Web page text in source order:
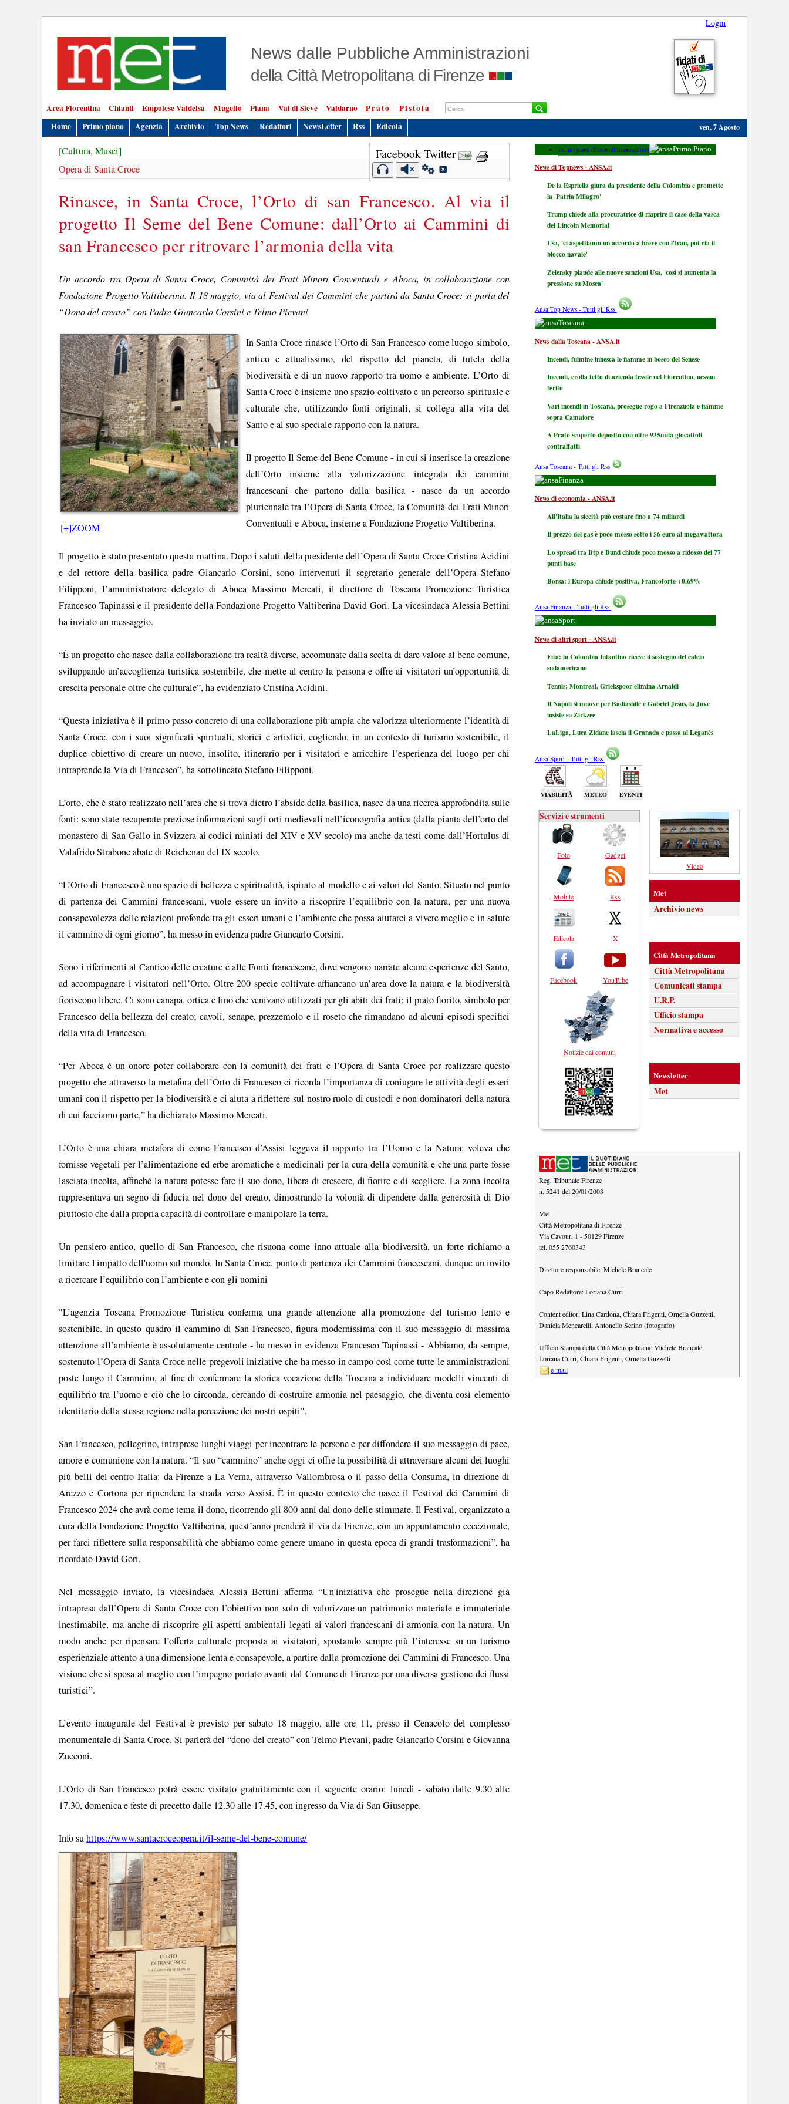
Login
News dalle Pubbliche Amministrazioni
della Città Metropolitana di Firenze
Area Fiorentina Chianti Empolese Valdelsa Mugello Piana Val di Sieve Valdarno Prato
Pistoia
Home
Primo piano Agenzia Archivio Top News Redattori NewsLetter Rss Edicola ven, 7 Agosto
Facebook Twitter
[Cultura, Musei]
Opera di Santa Croce
Rinasce, in Santa Croce, l’Orto di san Francesco. Al via il
progetto Il Seme del Bene Comune: dall’Orto ai Cammini di
san Francesco per ritrovare l’armonia della vita
Un accordo tra Opera di Santa Croce, Comunità dei Frati Minori Conventuali e Aboca, in collaborazione con
Fondazione Progetto Valtiberina. Il 18 maggio, via al Festival dei Cammini che partirà da Santa Croce: si parla del
“Dono del creato” con Padre Giancarlo Corsini e Telmo Pievani
[+]ZOOM
In Santa Croce rinasce l’Orto di San Francesco come luogo simbolo,
antico e attualissimo, del rispetto del pianeta, di tutela della
biodiversità e di un nuovo rapporto tra uomo e ambiente. L’Orto di
Santa Croce è insieme uno spazio coltivato e un percorso spirituale e
culturale che, utilizzando fonti originali, si collega alla vita del
Santo e al suo speciale rapporto con la natura.
Il progetto Il Seme del Bene Comune - in cui si inserisce la creazione
dell’Orto insieme alla valorizzazione integrata dei cammini
francescani che partono dalla basilica - nasce da un accordo
pluriennale tra l’Opera di Santa Croce, la Comunità dei Frati Minori
Conventuali e Aboca, insieme a Fondazione Progetto Valtiberina.
Il progetto è stato presentato questa mattina. Dopo i saluti della presidente dell’Opera di Santa Croce Cristina Acidini
e del rettore della basilica padre Giancarlo Corsini, sono intervenuti il segretario generale dell’Opera Stefano
Filipponi, l’amministratore delegato di Aboca Massimo Mercati, il direttore di Toscana Promozione Turistica
Francesco Tapinassi e il presidente della Fondazione Progetto Valtiberina David Gori. La vicesindaca Alessia Bettini
ha inviato un messaggio.
“È un progetto che nasce dalla collaborazione tra realtà diverse, accomunate dalla scelta di dare valore al bene comune,
sviluppando un’accoglienza turistica sostenibile, che mette al centro la persona e offre ai visitatori un’opportunità di
crescita personale oltre che culturale”, ha evidenziato Cristina Acidini.
“Questa iniziativa è il primo passo concreto di una collaborazione più ampia che valorizza ulteriormente l’identità di
Santa Croce, con i suoi significati spirituali, storici e artistici, cogliendo, in un contesto di turismo sostenibile, il
duplice obiettivo di creare un nuovo, insolito, itinerario per i visitatori e arricchire l’esperienza del luogo per chi
intraprende la Via di Francesco”, ha sottolineato Stefano Filipponi.
L’orto, che è stato realizzato nell’area che si trova dietro l’abside della basilica, nasce da una ricerca approfondita sulle
fonti: sono state recuperate preziose informazioni sugli orti medievali nell’iconografia antica (dalla pianta dell’orto del
monastero di San Gallo in Svizzera ai codici miniati del XIV e XV secolo) ma anche da testi come dall’Hortulus di
Valafrido Strabone abate di Reichenau del IX secolo.
“L’Orto di Francesco è uno spazio di bellezza e spiritualità, ispirato al modello e ai valori del Santo. Situato nel punto
di partenza dei Cammini francescani, vuole essere un invito a riscoprire l’equilibrio con la natura, per una nuova
consapevolezza delle relazioni profonde tra gli esseri umani e l’ambiente che possa aiutarci a vivere meglio e in salute
il cammino di ogni giorno”, ha messo in evidenza padre Giancarlo Corsini.
Sono i riferimenti al Cantico delle creature e alle Fonti francescane, dove vengono narrate alcune esperienze del Santo,
ad accompagnare i visitatori nell’Orto. Oltre 200 specie coltivate affiancano un’area dove la natura e la biodiversità
fioriscono libere. Ci sono canapa, ortica e lino che venivano utilizzati per gli abiti dei frati; il prato fiorito, simbolo per
Francesco della bellezza del creato; cavoli, senape, prezzemolo e il roseto che rimandano ad alcuni episodi specifici
della vita di Francesco.
“Per Aboca è un onore poter collaborare con la comunità dei frati e l’Opera di Santa Croce per realizzare questo
progetto che attraverso la metafora dell’Orto di Francesco ci ricorda l’importanza di coniugare le attività degli esseri
umani con il rispetto per la biodiversità e ci aiuta a riflettere sul nostro ruolo di custodi e non dominatori della natura
di cui facciamo parte,” ha dichiarato Massimo Mercati.
L’Orto è una chiara metafora di come Francesco d’Assisi leggeva il rapporto tra l’Uomo e la Natura: voleva che
fornisse vegetali per l’alimentazione ed erbe aromatiche e medicinali per la cura della comunità e che una parte fosse
lasciata incolta, affinché la natura potesse fare il suo dono, libera di crescere, di fiorire e di scegliere. La zona incolta
rappresentava un segno di fiducia nel dono del creato, dimostrando la volontà di dipendere dalla generosità di Dio
piuttosto che dalla propria capacità di controllare e manipolare la terra.
Un pensiero antico, quello di San Francesco, che risuona come inno attuale alla biodiversità, un forte richiamo a
limitare l'impatto dell'uomo sul mondo. In Santa Croce, punto di partenza dei Cammini francescani, dunque un invito
a ricercare l’equilibrio con l’ambiente e con gli uomini
"L’agenzia Toscana Promozione Turistica conferma una grande attenzione alla promozione del turismo lento e
sostenibile. In questo quadro il cammino di San Francesco, figura modernissima con il suo messaggio di massima
attenzione all’ambiente è assolutamente centrale - ha messo in evidenza Francesco Tapinassi - Abbiamo, da sempre,
sostenuto l’Opera di Santa Croce nelle pregevoli iniziative che ha messo in campo così come tutte le amministrazioni
poste lungo il Cammino, al fine di confermare la storica vocazione della Toscana a individuare modelli vincenti di
equilibrio tra l’uomo e ciò che lo circonda, cercando di costruire armonia nel paesaggio, che diventa così elemento
identitario della stessa regione nella percezione dei nostri ospiti".
San Francesco, pellegrino, intraprese lunghi viaggi per incontrare le persone e per diffondere il suo messaggio di pace,
amore e comunione con la natura. “Il suo “cammino” anche oggi ci offre la possibilità di attraversare alcuni dei luoghi
più belli del centro Italia: da Firenze a La Verna, attraverso Vallombrosa o il passo della Consuma, in direzione di
Arezzo e Cortona per riprendere la strada verso Assisi. È in questo contesto che nasce il Festival dei Cammini di
Francesco 2024 che avrà come tema il dono, ricorrendo gli 800 anni dal dono delle stimmate. Il Festival, organizzato a
cura della Fondazione Progetto Valtiberina, quest’anno prenderà il via da Firenze, con un appuntamento eccezionale,
per farci riflettere sulla responsabilità che abbiamo come genere umano in questa epoca di grandi trasformazioni”, ha
ricordato David Gori.
Nel messaggio inviato, la vicesindaca Alessia Bettini afferma “Un'iniziativa che prosegue nella direzione già
intrapresa dall’Opera di Santa Croce con l’obiettivo non solo di valorizzare un patrimonio materiale e immateriale
inestimabile, ma anche di riscoprire gli aspetti ambientali legati ai valori francescani di armonia con la natura. Un
modo anche per ripensare l’offerta culturale proposta ai visitatori, spostando sempre più l’interesse su un turismo
esperienziale attento a una dimensione lenta e consapevole, a partire dalla promozione dei Cammini di Francesco. Una
visione che si sposa al meglio con l’impegno portato avanti dal Comune di Firenze per una diversa gestione dei flussi
turistici”.
L’evento inaugurale del Festival è previsto per sabato 18 maggio, alle ore 11, presso il Cenacolo del complesso
monumentale di Santa Croce. Si parlerà del “dono del creato” con Telmo Pievani, padre Giancarlo Corsini e Giovanna
Zucconi.
L’Orto di San Francesco potrà essere visitato gratuitamente con il seguente orario: lunedì - sabato dalle 9.30 alle
17.30, domenica e feste di precetto dalle 12.30 alle 17.45, con ingresso da Via di San Giuseppe.
Info suhttps://www.santacroceopera.it/il-seme-del-bene-comune/
Primo pianoToscanaFinanzaSport Primo Piano
News di Topnews - ANSA.it
De la Espriella giura da presidente della Colombia e promette
la 'Patria Milagro'
Trump chiede alla procuratrice di riaprire il caso della vasca
del Lincoln Memorial
Usa, 'ci aspettiamo un accordo a breve con l'Iran, poi via il
blocco navale'
Zelensky plaude alle nuove sanzioni Usa, 'così si aumenta la
pressione su Mosca'
Ansa Top News - Tutti gli Rss
Toscana
News dalla Toscana - ANSA.it
Incendi, fulmine innesca le fiamme in bosco del Senese
Incendi, crolla tetto di azienda tessile nel Fiorentino, nessun
ferito
Vari incendi in Toscana, prosegue rogo a Firenzuola e fiamme
sopra Camaiore
A Prato scoperto deposito con oltre 935mila giocattoli
contraffatti
Ansa Toscana - Tutti gli Rss
Finanza
News di economia - ANSA.it
All'Italia la siccità può costare fino a 74 miliardi
Il prezzo del gas è poco mosso sotto i 56 euro al megawattora
Lo spread tra Btp e Bund chiude poco mosso a ridosso dei 77
punti base
Borsa: l'Europa chiude positiva, Francoforte +0,69%
Ansa Finanza - Tutti gli Rss
Sport
News di altri sport - ANSA.it
Fifa: in Colombia Infantino riceve il sostegno del calcio
sudamericano
Tennis: Montreal, Griekspoor elimina Arnaldi
Il Napoli si muove per Badiashile e Gabriel Jesus, la Juve
insiste su Zirkzee
LaLiga, Luca Zidane lascia il Granada e passa al Leganés
Ansa Sport - Tutti gli Rss
VIABILITÀ METEO EVENTI
Servizi e strumenti
Foto
Mobile
Edicola
Facebook
Gadget
Rss
X
YouTube
Notizie dai comuni
Video
Met
Archivio news
Città Metropolitana
Città Metropolitana
Comunicati stampa
U.R.P.
Ufficio stampa
Normativa e accesso
Newsletter
Met
Reg. Tribunale Firenze
n. 5241 del 20/01/2003
Met
Città Metropolitana di Firenze
Via Cavour, 1 - 50129 Firenze
tel. 055 2760343
Direttore responsabile:Michele Brancale
Capo Redattore:Loriana Curri
Content editor:Lina Cardona, Chiara Frigenti, Ornella Guzzetti,
Daniela Mencarelli, Antonello Serino (fotografo)
Ufficio Stampa della Città Metropolitana:Michele Brancale
Loriana Curri, Chiara Frigenti, Ornella Guzzetti
e-mail